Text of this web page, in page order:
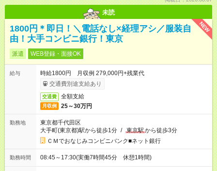
未読
NEW
1800円＊即日！＼電話なし×経理アシ／服装自
由！大手コンビニ銀行！東京
派遣 WEB登録・面接OK
給与
時給1800円 月収例 279,000円+残業代
交通費別途支給あり
交通費 全額支給
月収例 25～30万円
勤務地
東京都千代田区
大手町(東京都)駅から徒歩1分 / 東京駅から徒歩3分
ＣＭでおなじみコンビニバンク■ネット銀行
勤務時間 08:45～17:30(実働7時間45分 休憩1時間)